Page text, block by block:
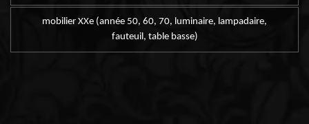
mobilier XXe (année 50, 60, 70, luminaire, lampadaire,
fauteuil, table basse)